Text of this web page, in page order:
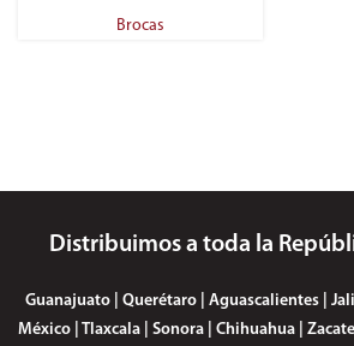
Brocas
Distribuimos a toda la
Guanajuato | Querétaro | Aguascalientes |
México | Tlaxcala | Sonora | Chihuahua |